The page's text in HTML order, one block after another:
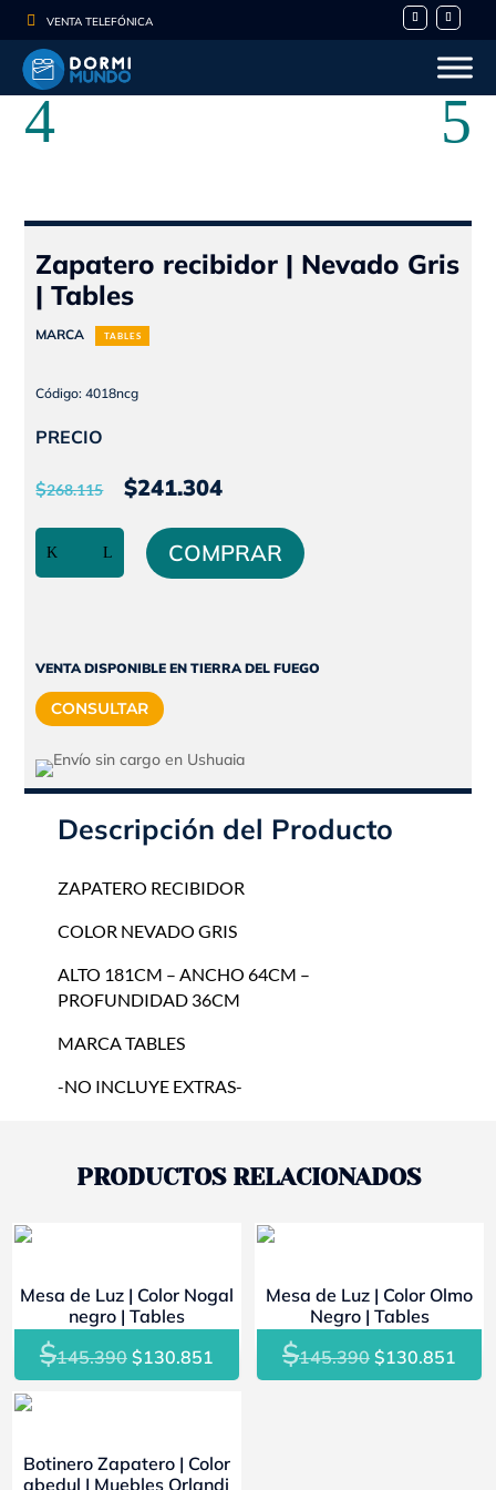
 VENTA TELEFÓNICA
Zapatero recibidor | Nevado Gris
| Tables
MARCA TABLES
Código: 4018ncg
PRECIO
$268.115
El
precio
original
era:
$241.304El
precio
actual
es:
Zapatero
recibidor
|
Tables
cantidad
COMPRAR
VENTA DISPONIBLE EN TIERRA DEL FUEGO
CONSULTAR
Descripción del Producto
ZAPATERO RECIBIDOR
COLOR NEVADO GRIS
ALTO 181CM – ANCHO 64CM –
PROFUNDIDAD 36CM
MARCA TABLES
-NO INCLUYE EXTRAS-
PRODUCTOS RELACIONADOS
Mesa de Luz | Color Nogal
negro | Tables
$145.390 El
precio
$145.390.
$130.851
precio
$130.851.
Mesa de Luz | Color Olmo
Negro | Tables
$145.390 El
precio
$130.851
Botinero Zapatero | Color
abedul | Muebles Orlandi